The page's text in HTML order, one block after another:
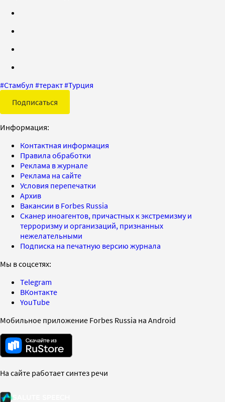
#Стамбул #теракт#Турция
Подписаться
Информация:
Контактная информация
Правила обработки
Реклама в журнале
Реклама на сайте
Условия перепечатки
Архив
Вакансии в Forbes Russia
Сканер иноагентов, причастных к экстремизму и
терроризму и организаций, признанных
нежелательными
Подписка на печатную версию журнала
Мы в соцсетях:
Telegram
ВКонтакте
YouTube
Мобильное приложение Forbes Russia на Android
На сайте работает синтез речи